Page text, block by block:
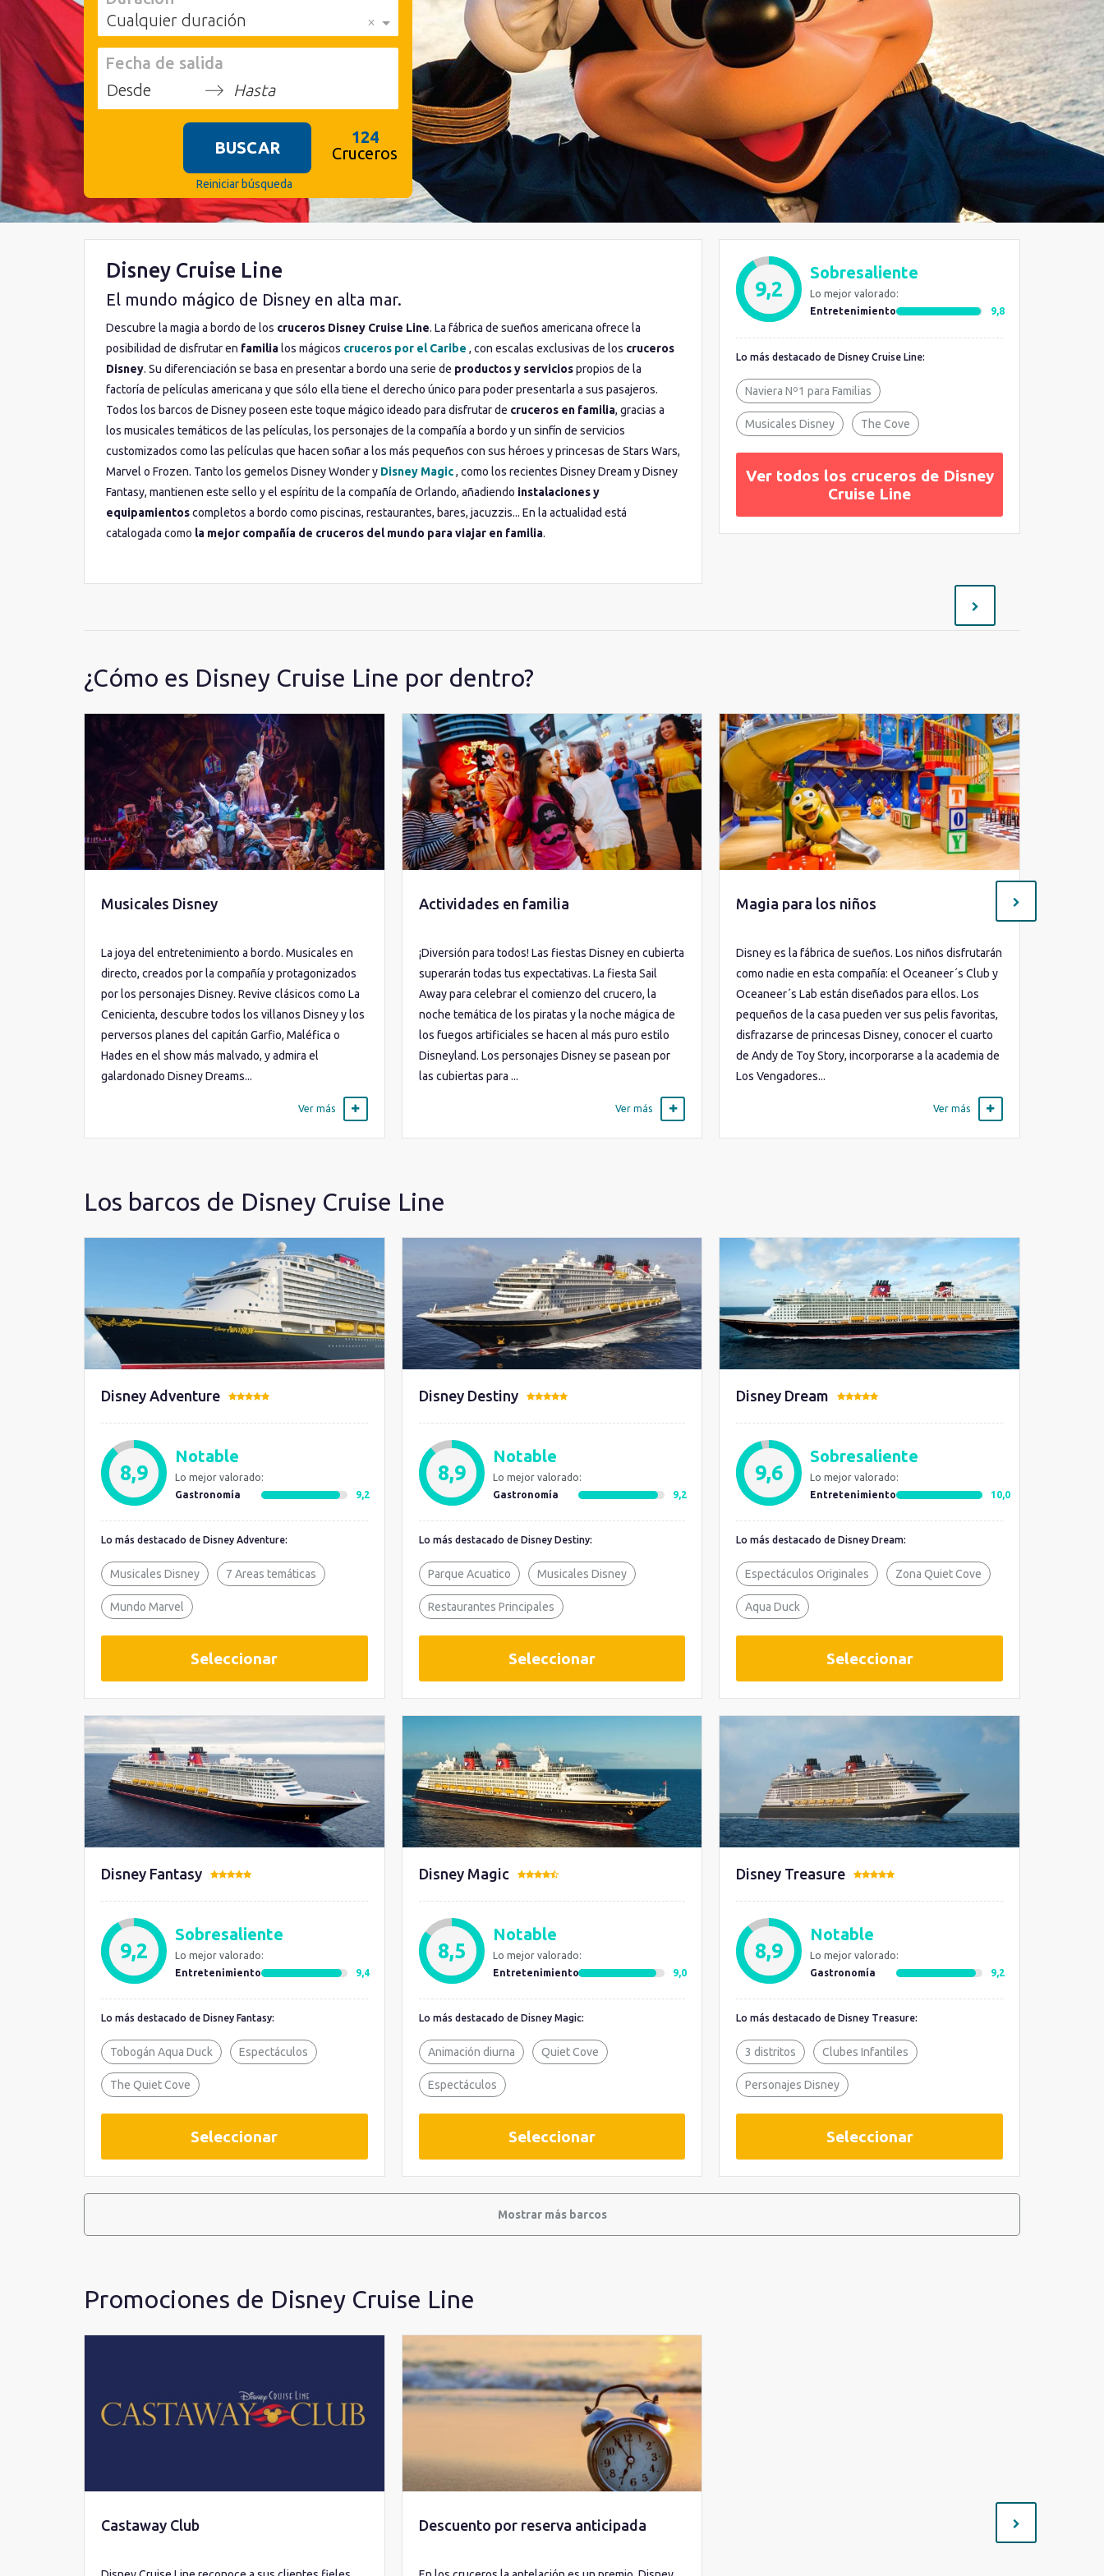
Cualquier duración
×
Fecha de salida
to
interact
calendar
and
select
date.
Press
the
question
mark
key
to
get
the
keyboard
shortcuts
for
changing
dates.
down
key
to
interact
calendar
and
select
date.
Press
the
question
mark
key
to
get
the
keyboard
shortcuts
for
changing
dates.
BUSCAR
Reiniciar búsqueda
124
Cruceros
Disney Cruise Line
El mundo mágico de Disney en alta mar.
Descubre la magia a bordo de los cruceros Disney Cruise Line. La fábrica de sueños americana ofrece la
posibilidad de disfrutar en familia los mágicos cruceros por el Caribe , con escalas exclusivas de los cruceros
Disney. Su diferenciación se basa en presentar a bordo una serie de productos y serviciospropios de la
factoría de películas americana y que sólo ella tiene el derecho único para poder presentarla a sus pasajeros.
Todos los barcos de Disney poseen este toque mágico ideado para disfrutar de cruceros en familia, gracias a
los musicales temáticos de las películas, los personajes de la compañía a bordo y un sinfín de servicios
customizados como las películas que hacen soñar a los más pequeños con sus héroes y princesas de Stars Wars,
Marvel o Frozen. Tanto los gemelos Disney Wonder y Disney Magic, como los recientes Disney Dream y Disney
Fantasy, mantienen este sello y el espíritu de la compañía de Orlando, añadiendo instalaciones y
equipamientoscompletos a bordo como piscinas, restaurantes, bares, jacuzzis... En la actualidad está
catalogada como la mejor compañía de cruceros del mundo para viajar en familia.
9,2
Sobresaliente
Lo mejor valorado:
Entretenimiento
9,8
Lo más destacado de Disney Cruise Line:
Naviera Nº1 para Familias
Musicales Disney The Cove
Ver todos los cruceros de Disney
Cruise Line
¿Cómo es Disney Cruise Line por dentro?
Musicales Disney
La joya del entretenimiento a bordo. Musicales en
directo, creados por la compañía y protagonizados
por los personajes Disney. Revive clásicos como La
Cenicienta, descubre todos los villanos Disney y los
perversos planes del capitán Garfio, Maléfica o
Hades en el show más malvado, y admira el
galardonado Disney Dreams...
Ver más
Actividades en familia
¡Diversión para todos! Las fiestas Disney en cubierta
superarán todas tus expectativas. La fiesta Sail
Away para celebrar el comienzo del crucero, la
noche temática de los piratas y la noche mágica de
los fuegos artificiales se hacen al más puro estilo
Disneyland. Los personajes Disney se pasean por
las cubiertas para ...
Ver más
Magia para los niños
Disney es la fábrica de sueños. Los niños disfrutarán
como nadie en esta compañía: el Oceaneer´s Club y
Oceaneer´s Lab están diseñados para ellos. Los
pequeños de la casa pueden ver sus pelis favoritas,
disfrazarse de princesas Disney, conocer el cuarto
de Andy de Toy Story, incorporarse a la academia de
Los Vengadores...
Ver más
Los barcos de Disney Cruise Line
Disney Adventure
8,9
Notable
Lo mejor valorado:
Gastronomía
9,2
Lo más destacado de Disney Adventure:
Musicales Disney 7 Areas temáticas
Mundo Marvel
Seleccionar
Disney Destiny
8,9
Notable
Lo mejor valorado:
Gastronomía
9,2
Lo más destacado de Disney Destiny:
Parque Acuatico Musicales Disney
Restaurantes Principales
Seleccionar
Disney Dream
9,6
Sobresaliente
Lo mejor valorado:
Entretenimiento
10,0
Lo más destacado de Disney Dream:
Espectáculos Originales Zona Quiet Cove
Aqua Duck
Seleccionar
Disney Fantasy
9,2
Sobresaliente
Lo mejor valorado:
Entretenimiento
9,4
Lo más destacado de Disney Fantasy:
Tobogán Aqua Duck Espectáculos
The Quiet Cove
Seleccionar
Disney Magic
8,5
Notable
Lo mejor valorado:
Entretenimiento
9,0
Lo más destacado de Disney Magic:
Animación diurna Quiet Cove
Espectáculos
Seleccionar
Disney Treasure
8,9
Notable
Lo mejor valorado:
Gastronomía
9,2
Lo más destacado de Disney Treasure:
3 distritos Clubes Infantiles
Personajes Disney
Seleccionar
Mostrar más barcos
Promociones de Disney Cruise Line
Castaway Club Descuento por reserva anticipada